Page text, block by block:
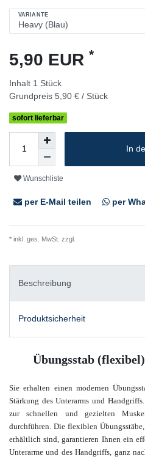
VARIANTE
5,90 EUR *
Inhalt 1 Stück
Grundpreis 5,90 € / Stück
sofort lieferbar
In
Wunschliste
per E-Mail teilen per
* inkl. ges. MwSt. zzgl.
Beschreibung
Produktsicherheit
Übungsstab
Sie erhalten einen modernen
Stärkung des Unterarms und
zur schnellen und gezielten
durchführen. Die flexiblen
erhältlich sind, garantieren Ihnen ein
Unterarme und des Handgriffs, ganz